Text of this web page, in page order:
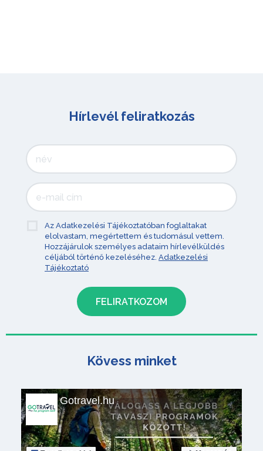
Hírlevél feliratkozás
Az Adatkezelési Tájékoztatóban foglaltakat
elolvastam, megértettem és tudomásul vettem.
Hozzájárulok személyes adataim hírlevélküldés
céljából történő kezeléséhez. Adatkezelési
Tájékoztató
Kövess minket
Gotravel.hu